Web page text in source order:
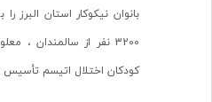
بانوان نیکوکار استان
3200 نفر از سالمندان
کودکان اختلال اتیسم تأسیس